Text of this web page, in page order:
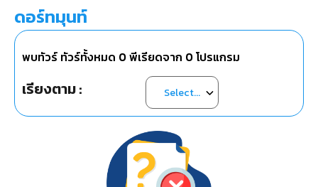
ดอร์ทมุนท์
พบทัวร์ ทัวร์ทั้งหมด 0พีเรียดจาก 0โปรแกรม
เรียงตาม :